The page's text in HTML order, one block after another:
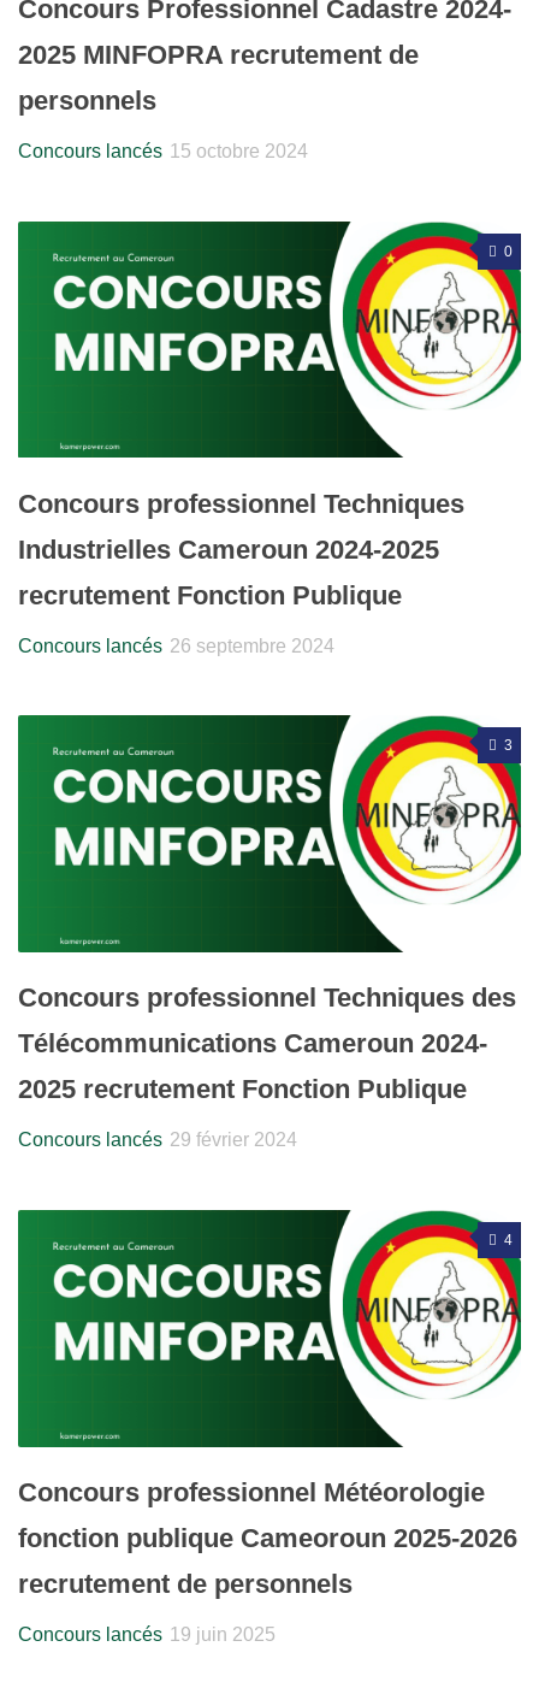
Concours Professionnel Cadastre 2024-
2025 MINFOPRA recrutement de
personnels
Concours lancés 15 octobre 2024
0
Concours professionnel Techniques
Industrielles Cameroun 2024-2025
recrutement Fonction Publique
Concours lancés 26 septembre 2024
3
Concours professionnel Techniques des
Télécommunications Cameroun 2024-
2025 recrutement Fonction Publique
Concours lancés 29 février 2024
4
Concours professionnel Météorologie
fonction publique Cameoroun 2025-2026
recrutement de personnels
Concours lancés 19 juin 2025